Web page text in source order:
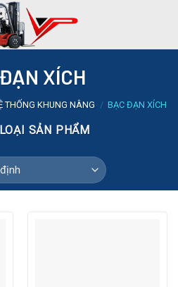
XÍCH
THỐNG KHUNG NÂNG / BẠC ĐẠN XÍCH
SẢN PHẨM